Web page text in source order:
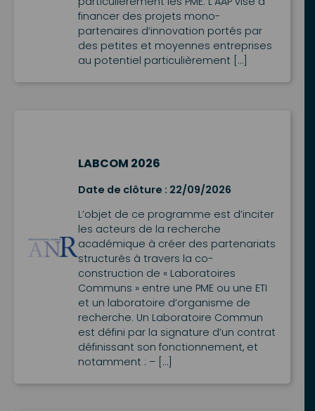
financer des projets mono-
partenaires d’innovation portés par
des petites et moyennes entreprises
au potentiel particulièrement […]
LABCOM 2026
Date de clôture : 22/09/2026
L’objet de ce programme est d’inciter
les acteurs de la recherche
académique à créer des partenariats
structurés à travers la co-
construction de « Laboratoires
Communs » entre une PME ou une ETI
et un laboratoire d’organisme de
recherche. Un Laboratoire Commun
est défini par la signature d’un contrat
définissant son fonctionnement, et
notamment : – […]